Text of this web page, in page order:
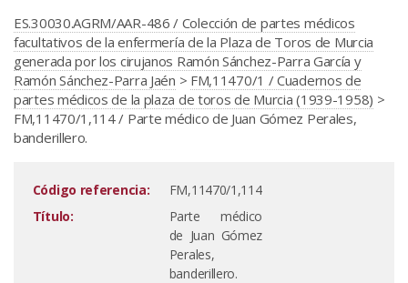
ES.30030.AGRM/AAR-486 / Colección de partes médicos
facultativos de la enfermería de la Plaza de Toros de Murcia
generada por los cirujanos Ramón Sánchez-Parra García y
Ramón Sánchez-Parra Jaén > FM,11470/1 / Cuadernos de
partes médicos de la plaza de toros de Murcia (1939-1958) >
FM,11470/1,114 / Parte médico de Juan Gómez Perales,
banderillero.
Código referencia:
FM,11470/1,114
Título:
Parte médico
de Juan Gómez
Perales,
banderillero.